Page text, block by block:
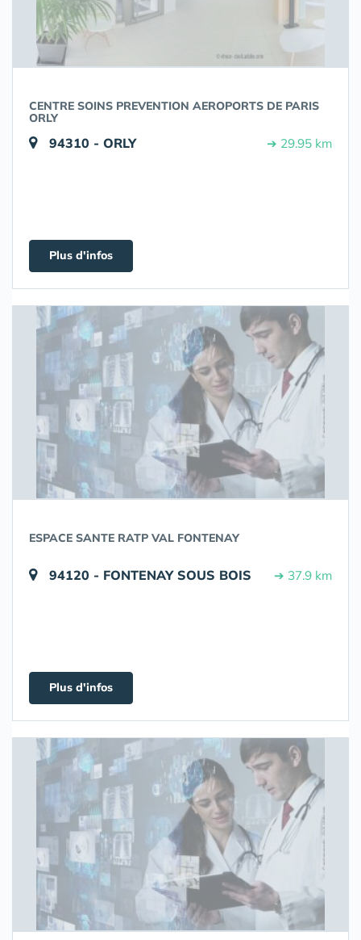
CENTRE SOINS PREVENTION AEROPORTS DE PARIS
ORLY
94310 - ORLY ➔ 29.95 km
Plus d'infos
ESPACE SANTE RATP VAL FONTENAY
94120 - FONTENAY SOUS BOIS ➔ 37.9 km
Plus d'infos